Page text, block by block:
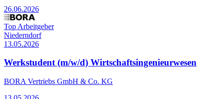
26.06.2026
Top Arbeitgeber
Niederndorf
13.05.2026
Werkstudent (m/w/d) Wirtschaftsingenieurwesen
BORA Vertriebs GmbH & Co. KG